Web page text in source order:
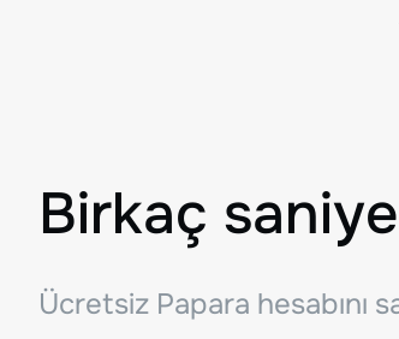
Birkaç
Ücretsiz Papara hesabını